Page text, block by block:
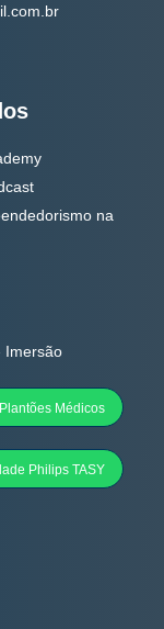
na
Imersão
Médicos
Philips TASY